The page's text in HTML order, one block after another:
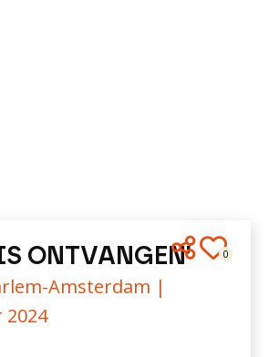
0
ONTVANGEN’
Amsterdam |
2024